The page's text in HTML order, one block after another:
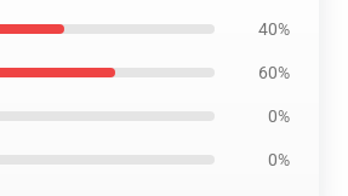
40%
60%
0%
0%